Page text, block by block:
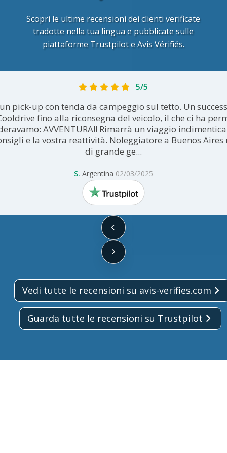
Scopri le ultime recensioni dei clienti verificate
tradotte nella tua lingua e pubblicate sulle
piattaforme Trustpilot e Avis Vérifiés.
5/5
pick-up con tenda da campeggio sul tetto. Un
fino alla riconsegna del veicolo, il che ci ha
AVVENTURA!! Rimarrà un viaggio
e la vostra reattività. Noleggiatore a Buenos
di grande ge...
S. Argentina 02/03/2025
trustpilot
Vedi tutte le recensioni su avis-verifies.com
Guarda tutte le recensioni su Trustpilot